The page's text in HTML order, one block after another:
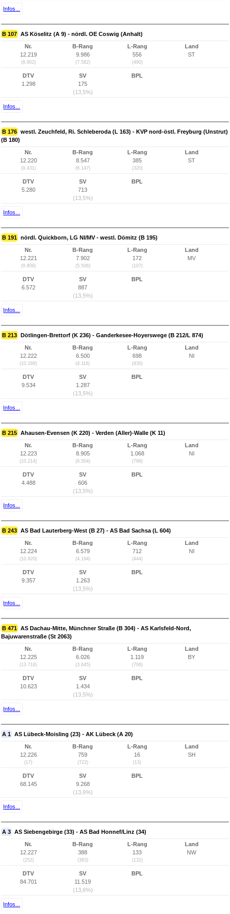
Infos...
B 107 AS Köselitz (A 9) - nördl. OE Coswig (Anhalt)
Nr.
12.219
(8.902)
B-Rang
9.986
(7.582)
L-Rang
556
(490)
Land
ST
DTV
1.298
SV
175
(13,5%)
BPL
Infos...
B 176 westl. Zeuchfeld, Ri. Schleberoda (L 163) - KVP nord-östl. Freyburg (Unstrut)
(B 180)
Nr.
12.220
(9.431)
B-Rang
8.547
(6.147)
L-Rang
385
(320)
Land
ST
DTV
5.280
SV
713
(13,5%)
BPL
Infos...
B 191 nördl. Quickborn, LG NI/MV - westl. Dömitz (B 195)
Nr.
12.221
(9.809)
B-Rang
7.902
(5.506)
L-Rang
172
(107)
Land
MV
DTV
6.572
SV
887
(13,5%)
BPL
Infos...
B 213 Dötlingen-Brettorf (K 236) - Ganderkesee-Hoyerswege (B 212/L 874)
Nr.
12.222
(10.168)
B-Rang
6.500
(4.116)
L-Rang
698
(430)
Land
NI
DTV
9.534
SV
1.287
(13,5%)
BPL
Infos...
B 215 Ahausen-Evensen (K 220) - Verden (Aller)-Walle (K 11)
Nr.
12.223
(10.214)
B-Rang
8.905
(6.504)
L-Rang
1.068
(799)
Land
NI
DTV
4.488
SV
606
(13,5%)
BPL
Infos...
B 243 AS Bad Lauterberg-West (B 27) - AS Bad Sachsa (L 604)
Nr.
12.224
(10.820)
B-Rang
6.579
(4.194)
L-Rang
712
(444)
Land
NI
DTV
9.357
SV
1.263
(13,5%)
BPL
Infos...
B 471 AS Dachau-Mitte, Münchner Straße (B 304) - AS Karlsfeld-Nord,
Bajuwarenstraße (St 2063)
Nr.
12.225
(13.718)
B-Rang
6.026
(3.645)
L-Rang
1.119
(706)
Land
BY
DTV
10.623
SV
1.434
(13,5%)
BPL
Infos...
A 1 AS Lübeck-Moisling (23) - AK Lübeck (A 20)
Nr.
12.226
(17)
B-Rang
759
(722)
L-Rang
16
(13)
Land
SH
DTV
68.145
SV
9.268
(13,6%)
BPL
Infos...
A 3 AS Siebengebirge (33) - AS Bad Honnef/Linz (34)
Nr.
12.227
(252)
B-Rang
388
(383)
L-Rang
133
(132)
Land
NW
DTV
84.701
SV
11.519
(13,6%)
BPL
Infos...